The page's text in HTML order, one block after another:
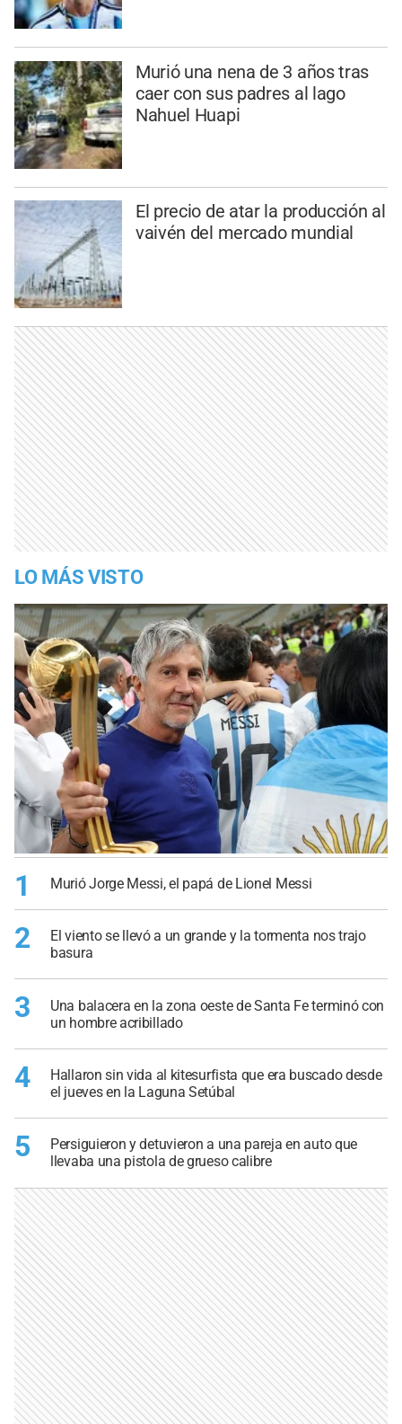
Murió una nena de 3 años tras
caer con sus padres al lago
Nahuel Huapi
El precio de atar la producción al
vaivén del mercado mundial
LO MÁS VISTO
1 Murió Jorge Messi, el papá de Lionel Messi
2
El viento se llevó a un grande y la tormenta nos trajo
basura
3
Una balacera en la zona oeste de Santa Fe terminó con
un hombre acribillado
4
Hallaron sin vida al kitesurfista que era buscado desde
el jueves en la Laguna Setúbal
5
Persiguieron y detuvieron a una pareja en auto que
llevaba una pistola de grueso calibre